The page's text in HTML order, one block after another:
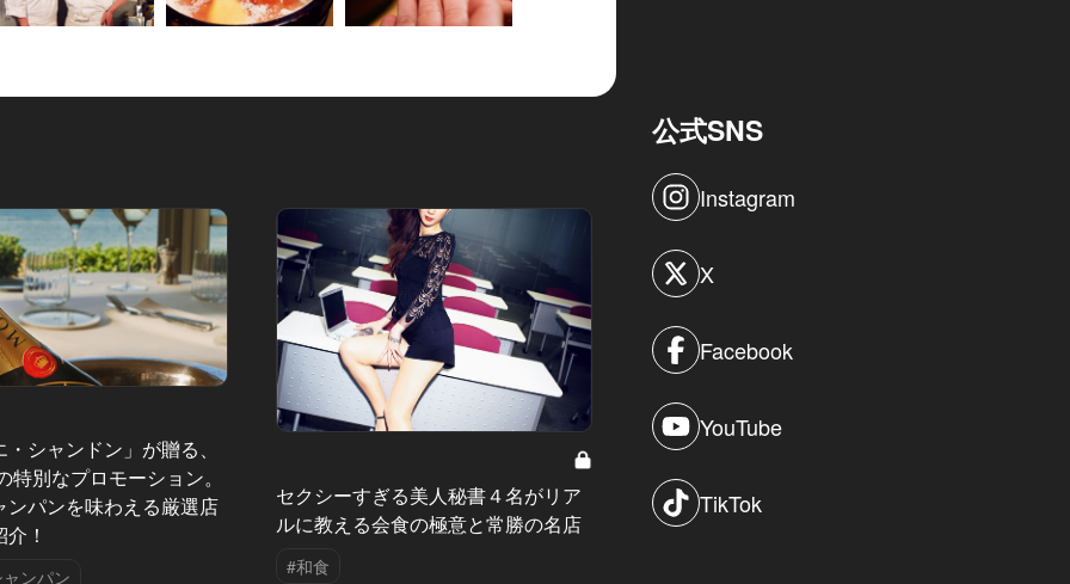
シャンドン」が贈る、
特別なプロモーション。
ンパンを味わえる厳選店
！
ンパン
セクシーすぎる美人秘書４名がリア
ルに教える会食の極意と常勝の名店
#和食
一口頬張ればその美味しさの虜に！
パリ発、人気ベーカリーの日本2号
公式SNS
Instagram
X
Facebook
YouTube
TikTok